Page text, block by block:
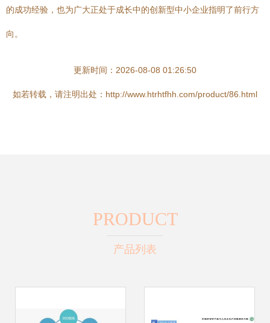
的成功经验，也为广大正处于成长中的创新型中小企业指明了前行方
向。
更新时间：2026-08-08 01:26:50
如若转载，请注明出处：http://www.htrhtfhh.com/product/86.html
PRODUCT
产品列表